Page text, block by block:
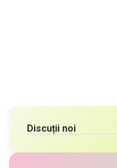
Discuții noi